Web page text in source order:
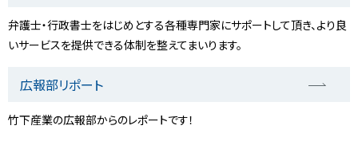
弁護士・行政書士をはじめとする各種専門家にサポートして頂き、より良
いサービスを提供できる体制を整えてまいります。
広報部リポート
竹下産業の広報部からのレポートです！